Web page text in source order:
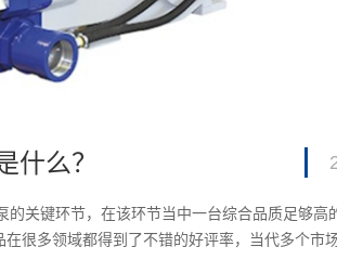
什么？
关键环节，在该环节当中一台综合品质足够高
很多领域都得到了不错的好评率，当代多个市